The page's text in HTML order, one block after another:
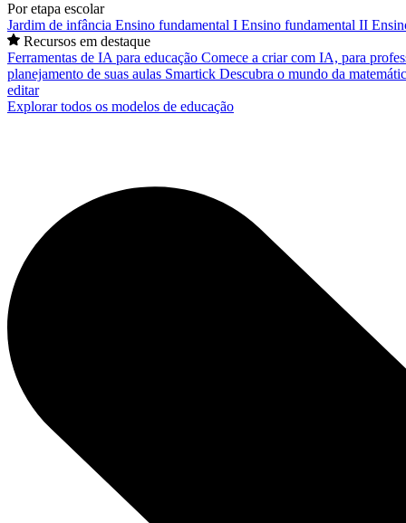
Por etapa escolar
Jardim de infância Ensino fundamental I Ensino fundamental II
Recursos em destaque
Ferramentas de IA para educação Comece a criar com IA, para
planejamento de suas aulas Smartick Descubra o mundo da
editar
Explorar todos os modelos de educação